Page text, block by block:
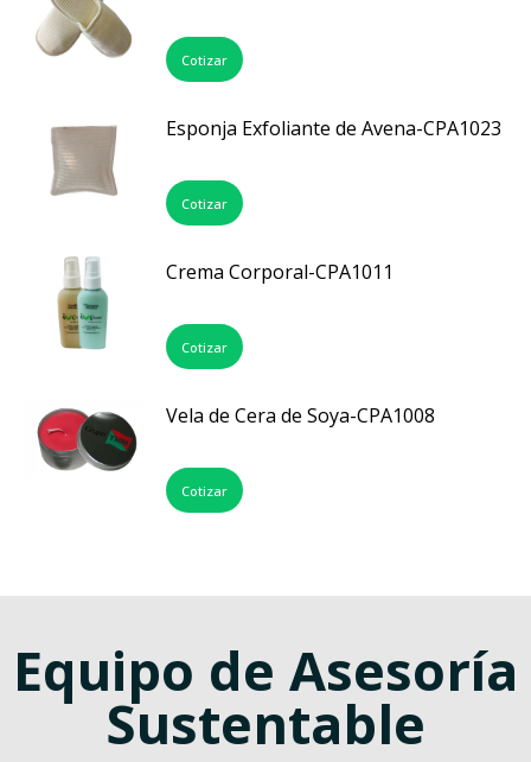
Cotizar
Esponja Exfoliante de Avena-CPA1023
Cotizar
Crema Corporal-CPA1011
Cotizar
Vela de Cera de Soya-CPA1008
Cotizar
Equipo de Asesoría
Sustentable